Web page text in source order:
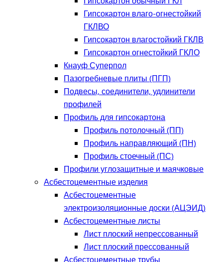
Гипсокартон влаго-огнестойкий
ГКЛВО
Гипсокартон влагостойкий ГКЛВ
Гипсокартон огнестойкий ГКЛО
Кнауф Суперпол
Пазогребневые плиты (ПГП)
Подвесы, соединители, удлинители
профилей
Профиль для гипсокартона
Профиль потолочный (ПП)
Профиль направляющий (ПН)
Профиль стоечный (ПС)
Профили углозащитные и маячковые
Асбестоцементные изделия
Асбестоцементные
электроизоляционные доски (АЦЭИД)
Асбестоцементные листы
Лист плоский непрессованный
Лист плоский прессованный